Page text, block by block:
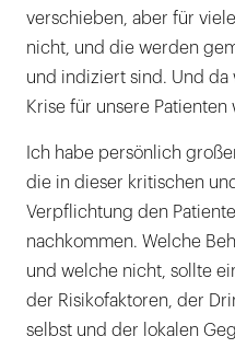
verschieben, aber für
nicht, und die werden
und indiziert sind. Und da
Krise für unsere Patienten
Ich habe persönlich
die in dieser kritischen
Verpflichtung den
nachkommen. Welche
und welche nicht, sollte
der Risikofaktoren, der
selbst und der lokalen